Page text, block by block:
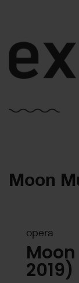
Moon
opera
2019)